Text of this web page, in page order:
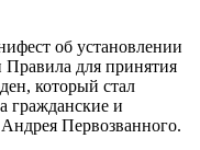
об установлении
для принятия
который стал
гражданские и
Первозванного.